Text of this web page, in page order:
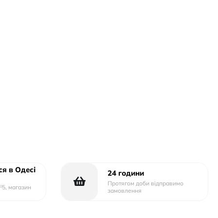
в Одесі
магазин
24 години
Протягом доби відправимо
замовлення